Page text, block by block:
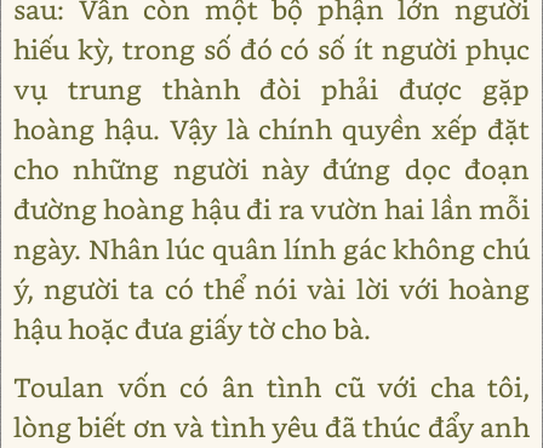
sau: Vẫn còn một bộ phận lớn người
hiếu kỳ, trong số đó có số ít người phục
vụ trung thành đòi phải được gặp
hoàng hậu. Vậy là chính quyền xếp đặt
cho những người này đứng dọc đoạn
đường hoàng hậu đi ra vườn hai lần mỗi
ngày. Nhân lúc quân lính gác không chú
ý, người ta có thể nói vài lời với hoàng
hậu hoặc đưa giấy tờ cho bà.
Toulan vốn có ân tình cũ với cha tôi,
lòng biết ơn và tình yêu đã thúc đẩy anh